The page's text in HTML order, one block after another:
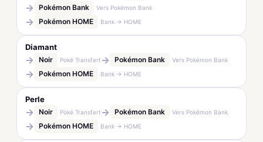
→ Pokémon Bank Vers Pokémon Bank
→ Pokémon HOME Bank → HOME
Diamant
→ Noir Poké Transfert → Pokémon Bank Vers Pokémon Bank
→ Pokémon HOME Bank → HOME
Perle
→ Noir Poké Transfert → Pokémon Bank Vers Pokémon Bank
→ Pokémon HOME Bank → HOME